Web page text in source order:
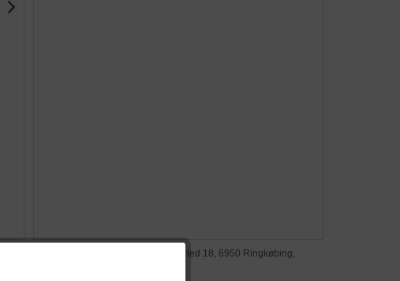
Hersteller: Onecollection A/S, Vesterled 18, 6950 Ringkøbing,